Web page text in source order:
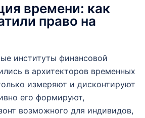
времени: как
право на
институты финансовой
в архитекторов временных
измеряют и дисконтируют
его формируют,
возможного для индивидов,